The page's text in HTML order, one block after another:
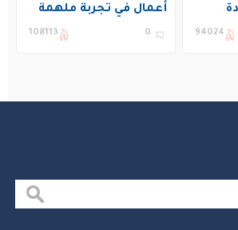
94024
أعمال في تجربة ملهمة
بنادي غراس الصيفي
0
108113